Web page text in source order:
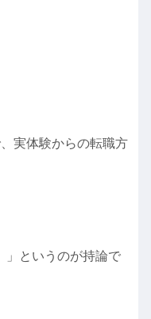
実体験からの転職方
」というのが持論で